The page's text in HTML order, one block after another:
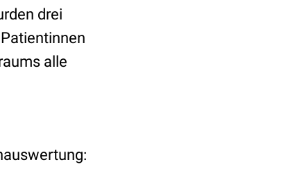
drei
alle